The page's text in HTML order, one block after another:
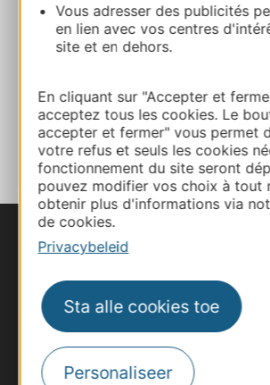
Vous adresser des publicités
en lien avec vos centres
site et en dehors.
En cliquant sur "Accepter et
acceptez tous les cookies. Le
accepter et fermer" vous permet
votre refus et seuls les cookies
fonctionnement du site seront
pouvez modifier vos choix à tout
obtenir plus d'informations via
de cookies.
Privacybeleid
Sta alle cookies toe
Personaliseer
E-mail
TOEVOEGEN
AAN NOTITIEBOEKJE